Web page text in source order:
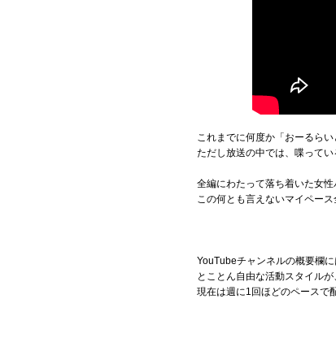
これまでに何度か「おーるら
ただし放送の中では、喋って
全編にわたって落ち着いた女
この何とも言えないマイペー
YouTubeチャンネルの概要欄
とことん自由な活動スタイル
現在は週に1回ほどのペースで